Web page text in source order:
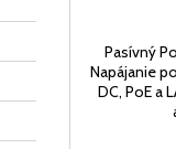
Pasívný
Napájanie
DC, PoE a